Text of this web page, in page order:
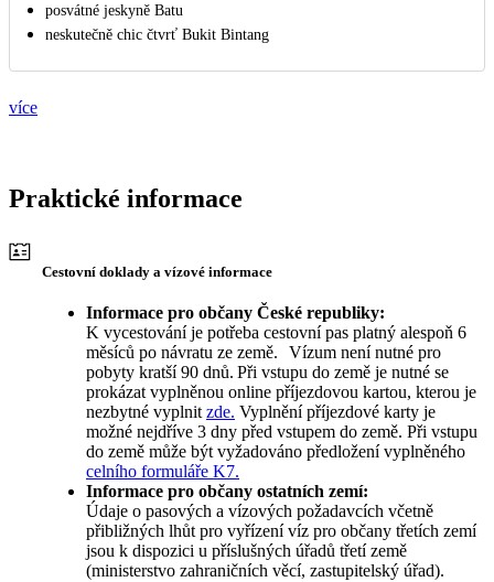
posvátné jeskyně Batu
neskutečně chic čtvrť Bukit Bintang
více
Praktické informace
Cestovní doklady a vízové informace
Informace pro občany České republiky:
K vycestování je potřeba cestovní pas platný alespoň 6
měsíců po návratu ze země. Vízum není nutné pro
pobyty kratší 90 dnů. Při vstupu do země je nutné se
prokázat vyplněnou online příjezdovou kartou, kterou je
nezbytné vyplnit zde. Vyplnění příjezdové karty je
možné nejdříve 3 dny před vstupem do země. Při vstupu
do země může být vyžadováno předložení vyplněného
celního formuláře K7.
Informace pro občany ostatních zemí:
Údaje o pasových a vízových požadavcích včetně
přibližných lhůt pro vyřízení víz pro občany třetích zemí
jsou k dispozici u příslušných úřadů třetí země
(ministerstvo zahraničních věcí, zastupitelský úřad).